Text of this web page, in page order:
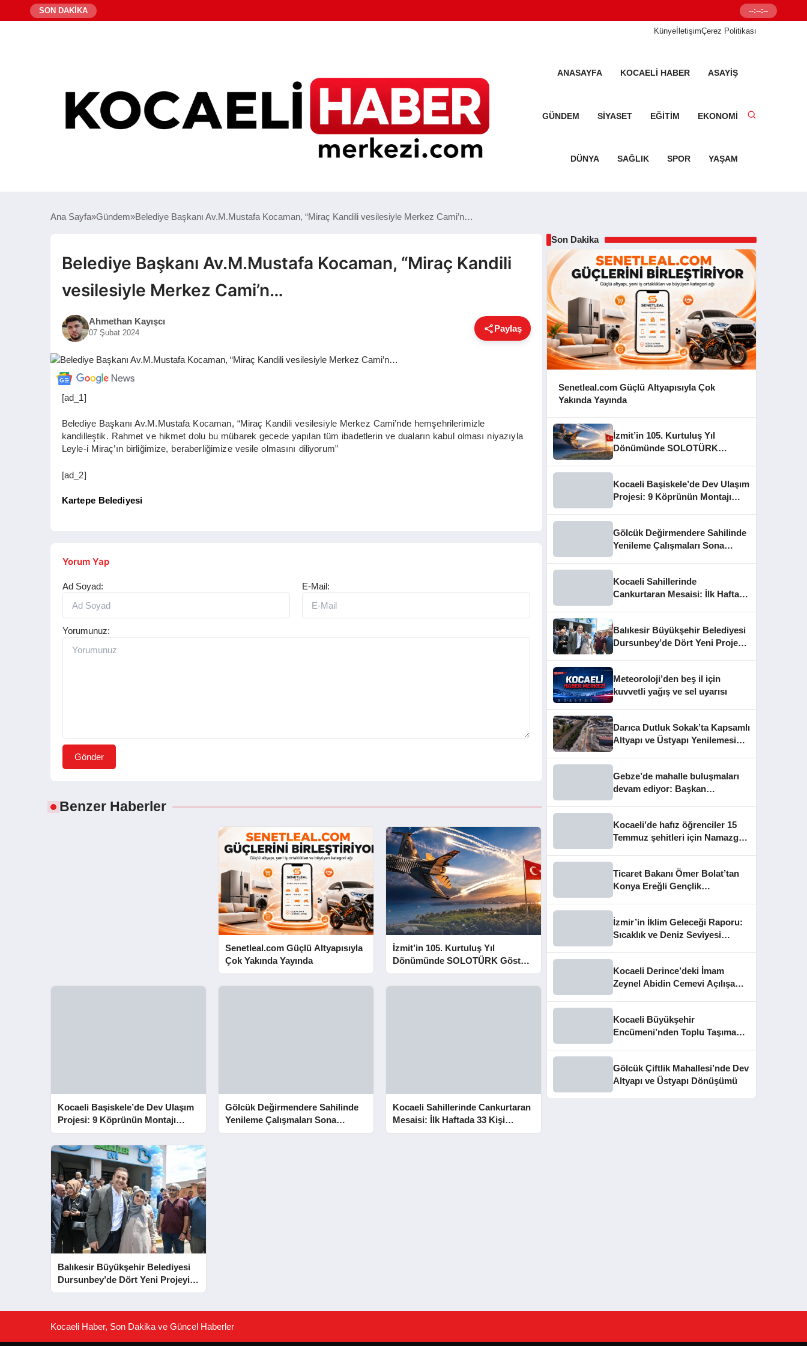
SON DAKİKA Senetleal.com
--:--:--
KünyeİletişimÇerez Politikası
ANASAYFA KOCAELI HABER ASAYIŞ
GÜNDEM SIYASET EĞITIM EKONOMI
DÜNYA SAĞLIK SPOR YAŞAM
Ana Sayfa Gündem Belediye Başkanı Av.M.Mustafa Kocaman, “Miraç Kandili vesilesiyle Merkez Cami’n…
Belediye Başkanı Av.M.Mustafa Kocaman, “Miraç Kandili
vesilesiyle Merkez Cami’n…
Ahmethan Kayışcı
07 Şubat 2024 Paylaş
[ad_1]
Belediye Başkanı Av.M.Mustafa Kocaman, “Miraç Kandili vesilesiyle Merkez Cami’nde hemşehrilerimizle
kandilleştik. Rahmet ve hikmet dolu bu mübarek gecede yapılan tüm ibadetlerin ve duaların kabul olması niyazıyla
Leyle-i Miraç’ın birliğimize, beraberliğimize vesile olmasını diliyorum”
[ad_2]
Kartepe Belediyesi
Yorum Yap
Ad Soyad: E-Mail:
Yorumunuz:
Gönder
Benzer Haberler
Senetleal.com Güçlü Altyapısıyla
Çok Yakında Yayında
İzmit’in 105. Kurtuluş Yıl
Dönümünde SOLOTÜRK Gösteri
Yapacak
Kocaeli Başiskele’de Dev Ulaşım
Projesi: 9 Köprünün Montajı
Tamamlandı
Gölcük Değirmendere Sahilinde
Yenileme Çalışmaları Sona
Yaklaştı
Kocaeli Sahillerinde Cankurtaran
Mesaisi: İlk Haftada 33 Kişi
Kurtarıldı
Balıkesir Büyükşehir Belediyesi
Dursunbey’de Dört Yeni Projeyi
Hizmete Açtı
Son Dakika
Senetleal.com Güçlü Altyapısıyla Çok
Yakında Yayında
İzmit’in 105. Kurtuluş Yıl
Dönümünde SOLOTÜRK
Kocaeli Başiskele’de Dev Ulaşım
Projesi: 9 Köprünün Montajı
Gölcük Değirmendere Sahilinde
Yenileme Çalışmaları Sona
Kocaeli Sahillerinde
Cankurtaran Mesaisi: İlk Haftada
Balıkesir Büyükşehir Belediyesi
Dursunbey’de Dört Yeni Projeyi
Meteoroloji’den beş il için
kuvvetli yağış ve sel uyarısı
Darıca Dutluk Sokak’ta Kapsamlı
Altyapı ve Üstyapı Yenilemesi
Gebze’de mahalle buluşmaları
devam ediyor: Başkan
Kocaeli’de hafız öğrenciler 15
Temmuz şehitleri için Namazgâh
Ticaret Bakanı Ömer Bolat’tan
Konya Ereğli Gençlik
İzmir’in İklim Geleceği Raporu:
Sıcaklık ve Deniz Seviyesi
Kocaeli Derince’deki İmam
Zeynel Abidin Cemevi Açılışa
Kocaeli Büyükşehir
Encümeni’nden Toplu Taşıma
Gölcük Çiftlik Mahallesi’nde Dev
Altyapı ve Üstyapı Dönüşümü
Kocaeli Haber, Son Dakika ve Güncel Haberler